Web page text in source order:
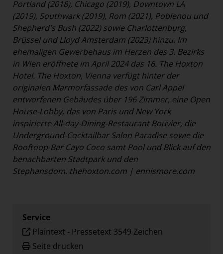
Portland (2018), Chicago (2019), Downtown LA
(2019), Southwark (2019), Rom (2021), Poblenou und
Shepherd's Bush (2022) sowie Charlottenburg,
Brüssel und Lloyd Amsterdam (2023) hinzu. Im
ehemaligen Gewerbehaus im Herzen des 3. Bezirks
in Wien eröffnete im April 2024 das 16. The Hoxton
Hotel. The Hoxton, Vienna verfügt hinter der
originalen Marmorfassade des von Carl Appel
entworfenen Gebäudes über 196 Zimmer, eine Open
House-Lobby, das von Paris und New York
inspirierte All-day-Dining-Restaurant Bouvier, die
Underground-Cocktailbar Salon Paradise sowie die
Rooftoop-Bar Cayo Coco samt Pool und Blick auf den
benachbarten Stadtpark und den
Stephansdom. thehoxton.com | ennismore.com
Service
Plaintext - Pressetext 3549 Zeichen
Seite drucken